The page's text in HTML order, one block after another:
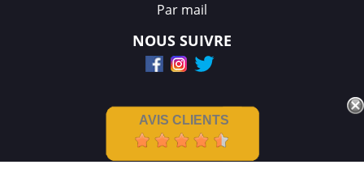
Par mail
NOUS SUIVRE
AVIS CLIENTS